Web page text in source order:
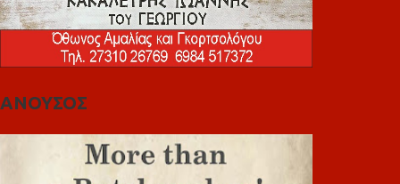
ΑΝΟΥΣΟΣ